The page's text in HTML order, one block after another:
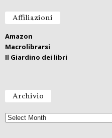
Affiliazioni
Amazon
Macrolibrarsi
Il Giardino dei libri
Archivio